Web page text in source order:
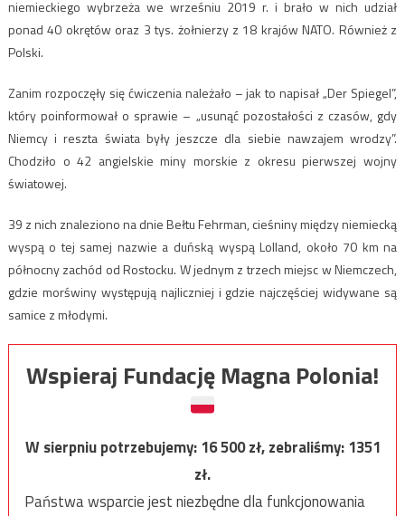
niemieckiego wybrzeża we wrześniu 2019 r. i brało w nich udział
ponad 40 okrętów oraz 3 tys. żołnierzy z 18 krajów NATO. Również z
Polski.
Zanim rozpoczęły się ćwiczenia należało – jak to napisał „Der Spiegel”,
który poinformował o sprawie – „usunąć pozostałości z czasów, gdy
Niemcy i reszta świata były jeszcze dla siebie nawzajem wrodzy”.
Chodziło o 42 angielskie miny morskie z okresu pierwszej wojny
światowej.
39 z nich znaleziono na dnie Bełtu Fehrman, cieśniny między niemiecką
wyspą o tej samej nazwie a duńską wyspą Lolland, około 70 km na
północny zachód od Rostocku. W jednym z trzech miejsc w Niemczech,
gdzie morświny występują najliczniej i gdzie najczęściej widywane są
samice z młodymi.
Wspieraj Fundację Magna Polonia!
W sierpniu potrzebujemy:16 500zł, zebraliśmy:1351
zł.
Państwa wsparcie jest niezbędne dla funkcjonowania